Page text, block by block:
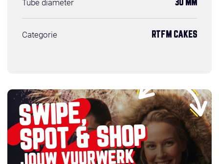
Tube diameter 30 MM
Categorie RTFM CAKES
SWIPE,
SPOT & SHOP
JOUW VUURWERK